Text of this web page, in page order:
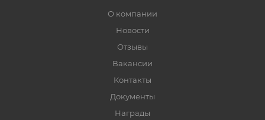
О компании
Новости
Отзывы
Вакансии
Контакты
Документы
Награды